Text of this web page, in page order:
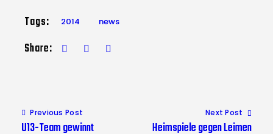
Tags: 2014 news
Share:
Previous Post
U13-Team gewinnt
Next Post
Heimspiele gegen Leimen